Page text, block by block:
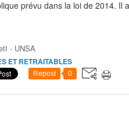
prévu dans la loi de 2014. Il
- UNSA
ET RETRAITABLES
Repost 0